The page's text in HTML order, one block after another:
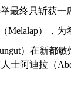
最终只斩获一
），为
）在新都
士阿迪拉（